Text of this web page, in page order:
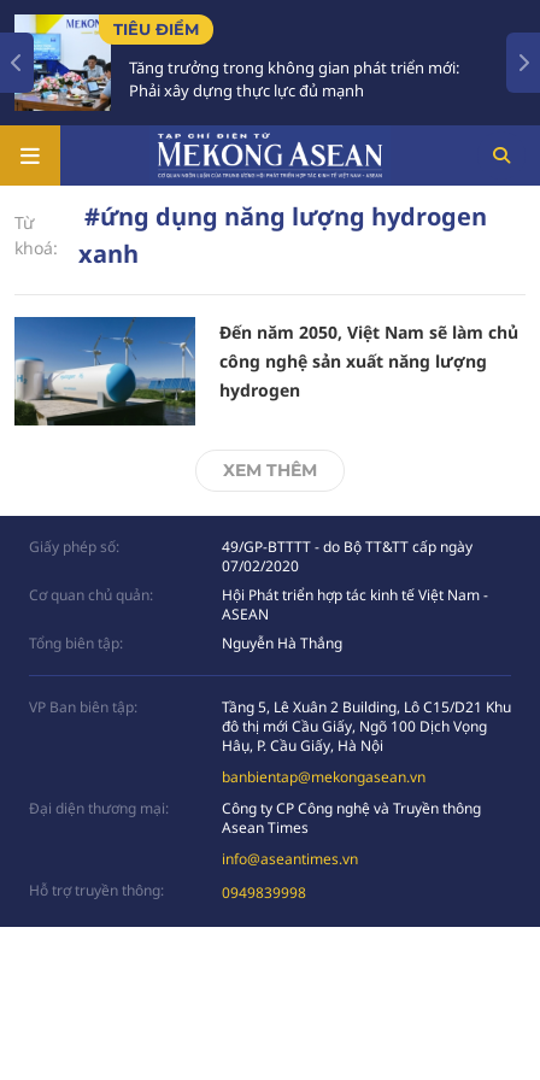
TIÊU ĐIỂM
Tăng trưởng trong không gian phát triển mới:
Phải xây dựng thực lực đủ mạnh
Từ
khoá:
#ứng dụng năng lượng hydrogen
xanh
Đến năm 2050, Việt Nam sẽ làm chủ
công nghệ sản xuất năng lượng
hydrogen
XEM THÊM
Giấy phép số:
49/GP-BTTTT - do Bộ TT&TT cấp ngày
07/02/2020
Cơ quan chủ quản:
Hội Phát triển hợp tác kinh tế Việt Nam -
ASEAN
Tổng biên tập:
Nguyễn Hà Thắng
VP Ban biên tập:
Tầng 5, Lê Xuân 2 Building, Lô C15/D21 Khu
đô thị mới Cầu Giấy, Ngõ 100 Dịch Vọng
Hâụ, P. Cầu Giấy, Hà Nội
banbientap@mekongasean.vn
Đại diện thương mại:
Công ty CP Công nghệ và Truyền thông
Asean Times
info@aseantimes.vn
Hỗ trợ truyền thông:
0949839998